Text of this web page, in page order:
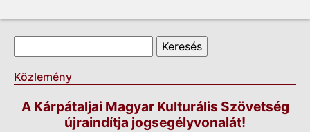
Keresés űrlap
Közlemény
A Kárpátaljai Magyar Kulturális Szövetség
újraindítja jogsegélyvonalát!